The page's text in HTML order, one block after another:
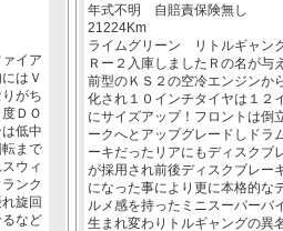
イア
はＶ
がち
ＤＯ
低中
まで
ウィ
ンク
旋回
など
年式不明 自賠責保険無し
21224Km
ライムグリーン リトルギャン
Ｒー２入庫しましたＲの名が与
前型のＫＳ２の空冷エンジンか
化され１０インチタイヤは１２
にサイズアップ！フロントは倒
ークへとアップグレードしドラ
ーキだったリアにもディスクブ
が採用され前後ディスクブレー
になった事により更に本格的な
ルメ感を持ったミニスーパーバ
生まれ変わりトルギャングの異